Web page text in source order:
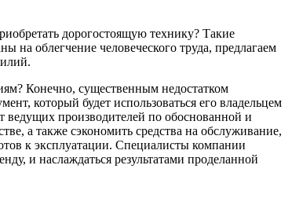
дорогостоящую технику? Такие
на облегчение человеческого труда, предлагаем
Конечно, существенным недостатком
который будет использоваться его владельцем
ведущих производителей по обоснованной и
а также сэкономить средства на обслуживание,
к эксплуатации. Специалисты компании
и наслаждаться результатами проделанной